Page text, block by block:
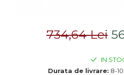
734,64 Lei
IN
Durata de livrare: 8-